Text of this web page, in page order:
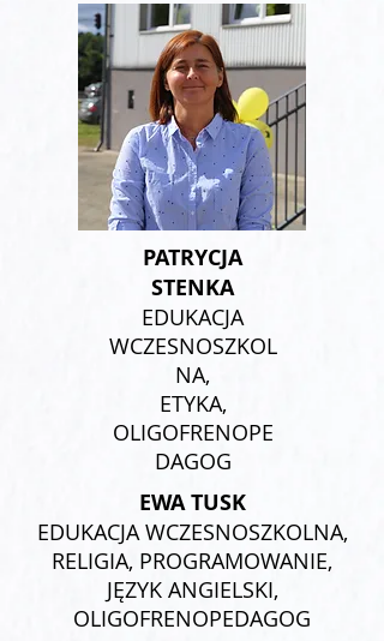
PATRYCJA
STENKA
EDUKACJA
WCZESNOSZKOL
NA,
ETYKA,
OLIGOFRENOPE
DAGOG
EWA TUSK
EDUKACJA WCZESNOSZKOLNA,
RELIGIA, PROGRAMOWANIE,
JĘZYK ANGIELSKI,
OLIGOFRENOPEDAGOG